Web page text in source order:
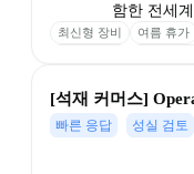
함한 전세
최신형 장비 여름 휴가
[석재 커머스]
빠른 응답 성실 검토